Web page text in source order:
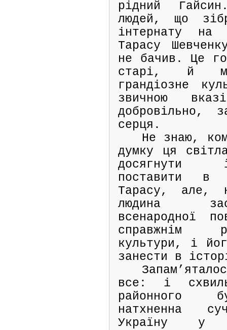
рідний
людей, що
інтернату на
Тарасу
не бачив. Це
старі, й
грандіозне
звичною
добровільно,
серця.
Не знаю,
думку ця
досягнути
поставити в
Тарасу, але,
людина
всенародної
справжнім
культури, і
занести в
все: і
районного
натхненна
Україну у